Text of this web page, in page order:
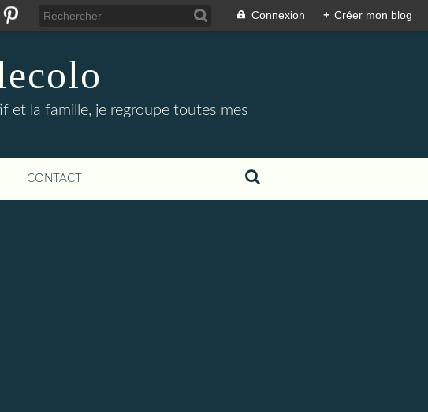
Connexion + Créer mon blog
et la famille, je regroupe toutes mes
CONTACT